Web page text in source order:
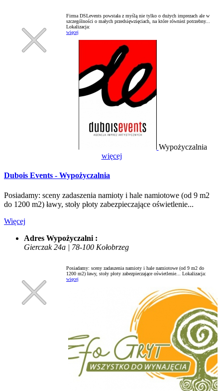
Firma DSLevents powstała z myślą nie tylko o dużych imprezach ale w
szczególności o małych przedsięwzięciach, na które również potrzebny...
Lokalizacja:
więcej
Wypożyczalnia
więcej
Dubois Events - Wypożyczalnia
Posiadamy: sceny zadaszenia namioty i hale namiotowe (od 9 m2
do 1200 m2) ławy, stoły płoty zabezpieczające oświetlenie...
Więcej
Adres Wypożyczalni :
Gierczak 24a | 78-100 Kołobrzeg
Posiadamy: sceny zadaszenia namioty i hale namiotowe (od 9 m2 do
1200 m2) ławy, stoły płoty zabezpieczające oświetlenie... Lokalizacja:
więcej